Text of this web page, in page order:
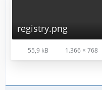
registry.png
55,9 kB 1.366 × 768